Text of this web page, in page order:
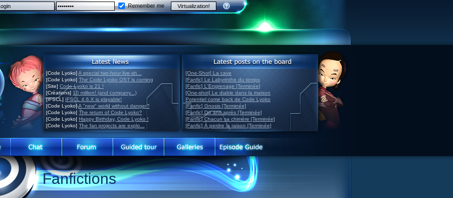
Remember me
[Code Lyoko] A special two-hour live-sh...
[Code Lyoko] The Code Lyoko OST is coming
[Site] Code Lyoko is 21 !
[Créations] 10 million! (and company...)
[IFSCL] IFSCL 4.6.X is playable!
[Code Lyoko]A "new" world without danger?
[Code Lyoko] The return of Code Lyoko?
[Code Lyoko] Happy Birthday, Code Lyoko !
[Code Lyoko] The fan projects are explo...
[One-Shot] La cave
[Fanfic] Le Labyrinthe du temps
[Fanfic] L'Engrenage [Terminée]
[One-shot] Le diable dans la maison
Potentiel come back de Code Lyoko
[Fanfic] Gnosis [Terminée]
[Fanfic] Dix ans après [Terminée]
[Fanfic] Chacun sa chimère [Terminée]
[Fanfic] À perdre la raison [Terminée]
Fanfictions